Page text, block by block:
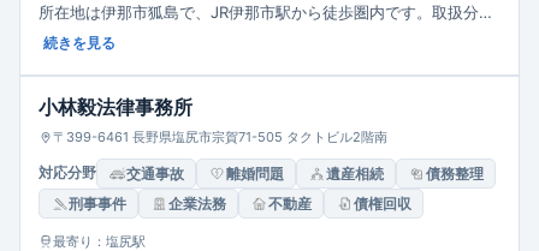
所在地は伊那市狐島で、JR伊那市駅から徒歩圏内です。取扱分野
は、交通事故・債務整理・自己破産・企業法務・契約紛争・家事
る方式を採用し、費用の透明性を重視しています。
続きを見る
小林毅法律事務所
〒399-6461 長野県塩尻市宗賀71-505 タクトビル2階南
対応分野 交通事故 離婚問題 遺産相続
債務整理
刑事事件
企業法務 不動産 債権回収
最寄り：塩尻駅